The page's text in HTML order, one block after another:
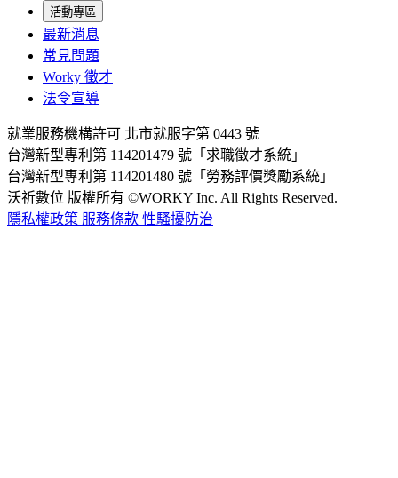
活動專區
最新消息
常見問題
Worky 徵才
法令宣導
就業服務機構許可 北市就服字第 0443 號
台灣新型專利第 114201479 號「求職徵才系統」
台灣新型專利第 114201480 號「勞務評價獎勵系統」
沃祈數位 版權所有 ©WORKY Inc. All Rights Reserved.
隱私權政策 服務條款 性騷擾防治